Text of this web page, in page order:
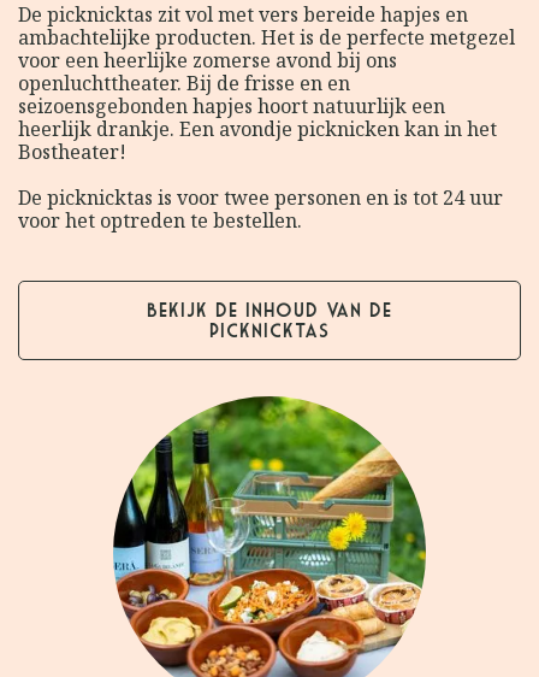
De picknicktas zit vol met vers bereide hapjes en
ambachtelijke producten. Het is de perfecte metgezel
voor een heerlijke zomerse avond bij ons
openluchttheater. Bij de frisse en en
seizoensgebonden hapjes hoort natuurlijk een
heerlijk drankje. Een avondje picknicken kan in het
Bostheater!
De picknicktas is voor twee personen en is tot 24 uur
voor het optreden te bestellen.
Bekijk de inhoud van de
picknicktas